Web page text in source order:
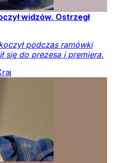
widzów. Ostrzegł
podczas ramówki
się do prezesa i premiera.